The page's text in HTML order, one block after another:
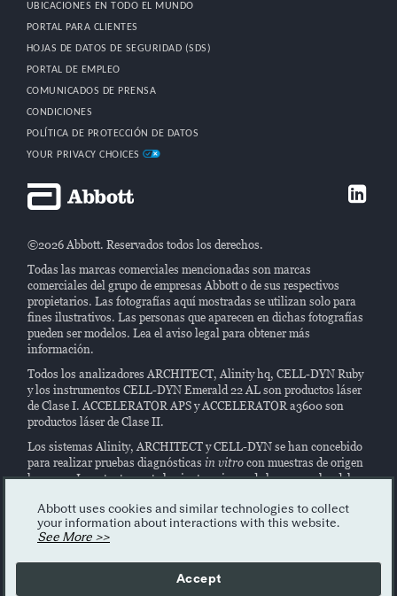
UBICACIONES EN TODO EL MUNDO
PORTAL PARA CLIENTES
HOJAS DE DATOS DE SEGURIDAD (SDS)
PORTAL DE EMPLEO
COMUNICADOS DE PRENSA
CONDICIONES
POLÍTICA DE PROTECCIÓN DE DATOS
YOUR PRIVACY CHOICES
©2026 Abbott. Reservados todos los derechos.
Todas las marcas comerciales mencionadas son marcas
comerciales del grupo de empresas Abbott o de sus respectivos
propietarios. Las fotografías aquí mostradas se utilizan solo para
fines ilustrativos. Las personas que aparecen en dichas fotografías
pueden ser modelos. Lea el aviso legal para obtener más
información.
Todos los analizadores ARCHITECT, Alinity hq, CELL-DYN Ruby
y los instrumentos CELL-DYN Emerald 22 AL son productos láser
de Clase I. ACCELERATOR APS y ACCELERATOR a3600 son
productos láser de Clase II.
Los sistemas Alinity, ARCHITECT y CELL-DYN se han concebido
para realizar pruebas diagnósticasin vitrocon muestras de origen
humano. Lea atentamente las instrucciones de los manuales del
reactivos.
Este sitio web contiene información general sobre nuestros
producto varía según el país. Para conocer la disponibilidad de los
productos en su país, póngase en contacto con su representante
Abbott uses cookies and similar technologies to collect
your information about interactions with this website.
See More >>
Accept